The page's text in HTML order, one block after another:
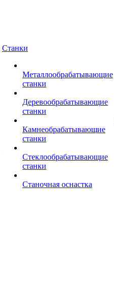
Станки
Металлообрабатывающие
станки
Деревообрабатывающие
станки
Камнеобрабатывающие
станки
Стеклообрабатывающие
станки
Станочная оснастка